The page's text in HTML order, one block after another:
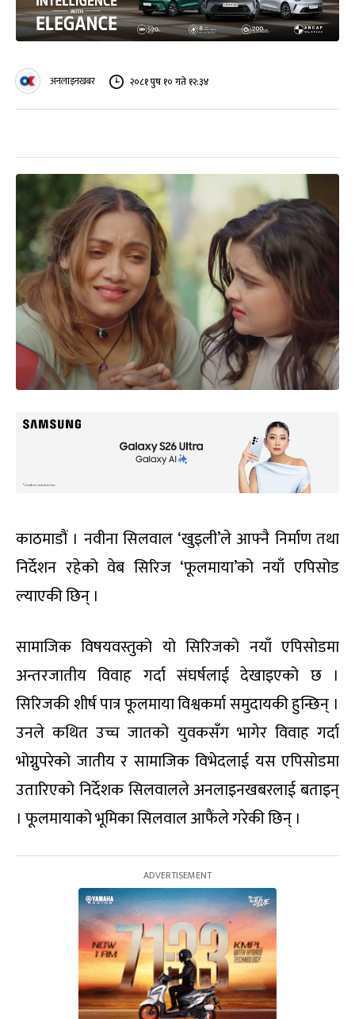
अनलाइनखबर २०८१ पुष १० गते १२:३४
काठमाडौं । नवीना सिलवाल ‘खुइली’ले आफ्नै निर्माण तथा
निर्देशन रहेको वेब सिरिज ‘फूलमाया’को नयाँ एपिसोड
ल्याएकी छिन् ।
सामाजिक विषयवस्तुको यो सिरिजको नयाँ एपिसोडमा
अन्तरजातीय विवाह गर्दा संघर्षलाई देखाइएको छ ।
सिरिजकी शीर्ष पात्र फूलमाया विश्वकर्मा समुदायकी हुन्छिन् ।
उनले कथित उच्च जातको युवकसँग भागेर विवाह गर्दा
भोग्नुपरेको जातीय र सामाजिक विभेदलाई यस एपिसोडमा
उतारिएको निर्देशक सिलवालले अनलाइनखबरलाई बताइन्
। फूलमायाको भूमिका सिलवाल आफैंले गरेकी छिन् ।